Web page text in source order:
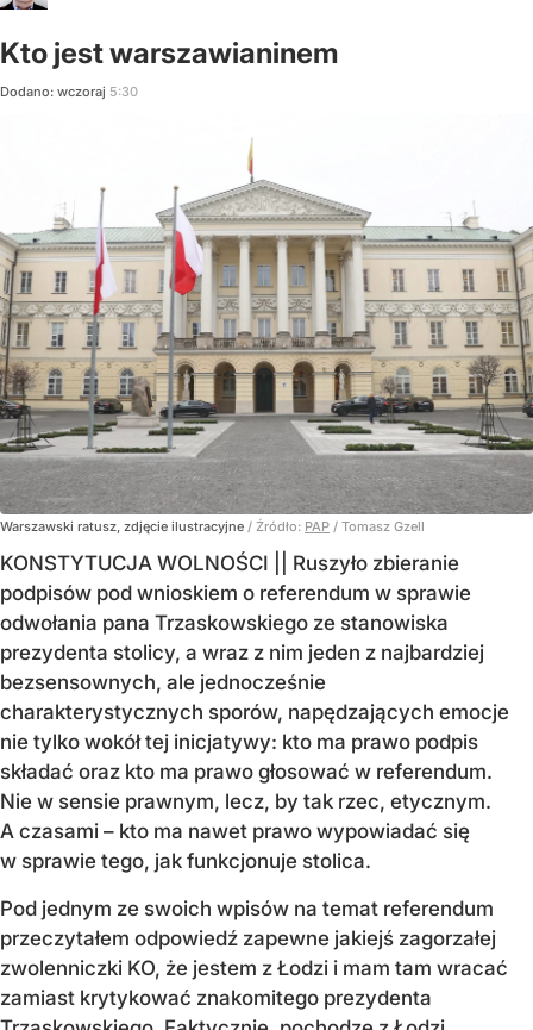
Kto jest warszawianinem
Dodano: wczoraj 5:30
Warszawski ratusz, zdjęcie ilustracyjne / Źródło: PAP / Tomasz Gzell
KONSTYTUCJA WOLNOŚCI || Ruszyło zbieranie
podpisów pod wnioskiem o referendum w sprawie
odwołania pana Trzaskowskiego ze stanowiska
prezydenta stolicy, a wraz z nim jeden z najbardziej
bezsensownych, ale jednocześnie
charakterystycznych sporów, napędzających emocje
nie tylko wokół tej inicjatywy: kto ma prawo podpis
składać oraz kto ma prawo głosować w referendum.
Nie w sensie prawnym, lecz, by tak rzec, etycznym.
A czasami – kto ma nawet prawo wypowiadać się
w sprawie tego, jak funkcjonuje stolica.
Pod jednym ze swoich wpisów na temat referendum
przeczytałem odpowiedź zapewne jakiejś zagorzałej
zwolenniczki KO, że jestem z Łodzi i mam tam wracać
zamiast krytykować znakomitego prezydenta